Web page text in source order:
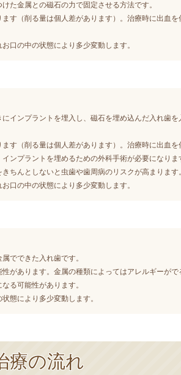
た金属との磁石の力で固定させる方法です。
す（削る量は個人差があります）。 治療時に出血を
口の中の状態により多少変動します。
インプラントを埋入し、磁石を埋め込んだ入れ歯を
す（削る量は個人差があります）。 治療時に出血を
インプラントを埋めるための外科手術が必要になりま
ちんとしないと虫歯や歯周病のリスクが高まります。
口の中の状態により多少変動します。
でできた入れ歯です。
があります。 金属の種類によってはアレルギーがで
る可能性があります。
態により多少変動します。
療の流れ